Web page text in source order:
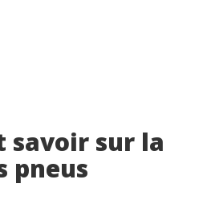
savoir sur la
pneus